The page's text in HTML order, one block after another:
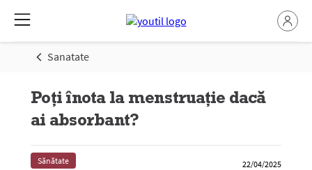
Sanatate
Poți înota la menstruație dacă
ai absorbant?
Sănătate 22/04/2025